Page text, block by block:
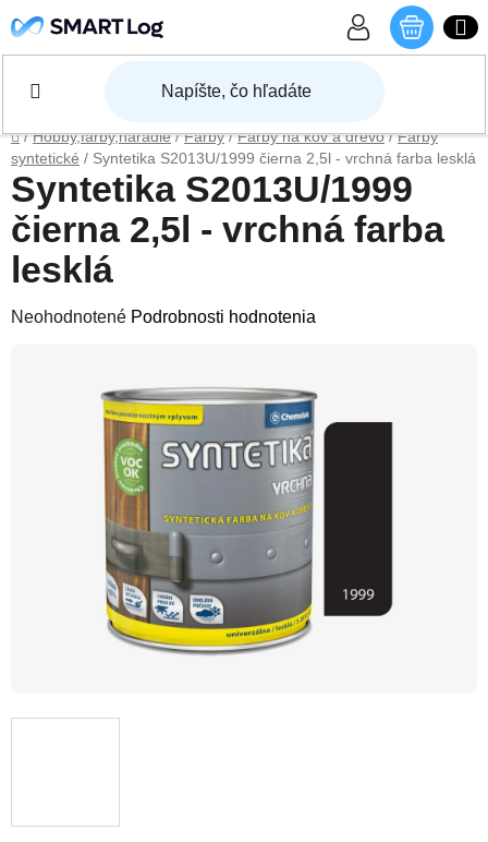
Domov
/ Hobby,farby,náradie / Farby / Farby na kov a drevo / Farby
syntetické / Syntetika S2013U/1999 čierna 2,5l - vrchná farba lesklá
Syntetika S2013U/1999
čierna 2,5l - vrchná farba
lesklá
Priemerné hodnotenie produktu je 0,0 z 5 hviezdičiek.
Neohodnotené Podrobnosti hodnotenia